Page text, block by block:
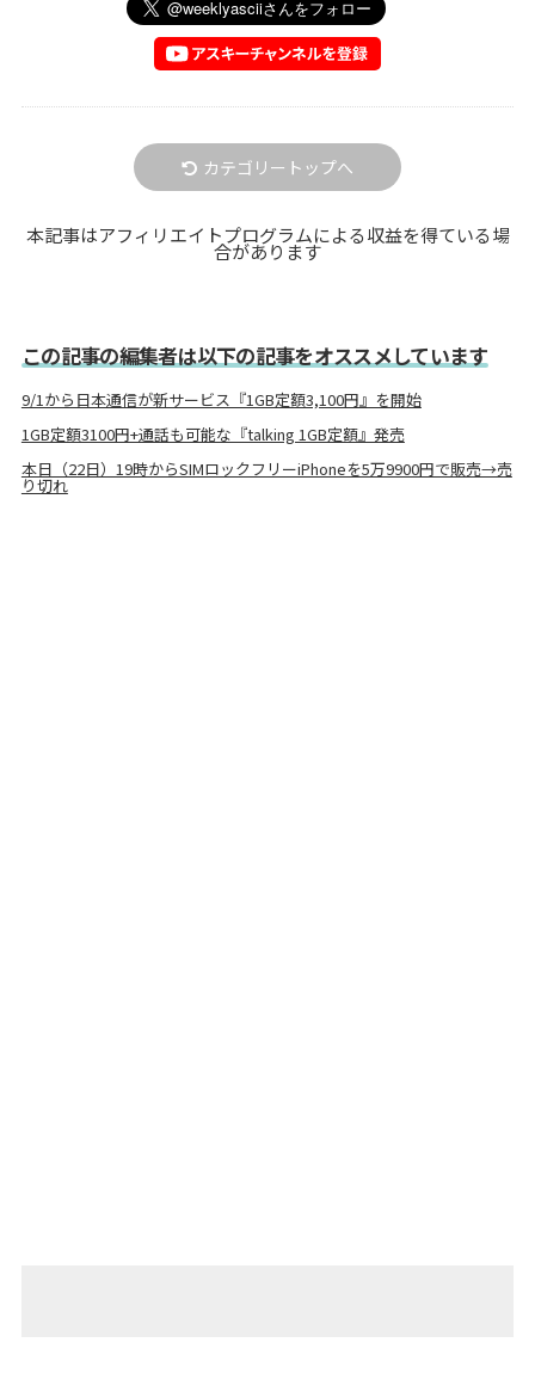
カテゴリートップへ
本記事はアフィリエイトプログラムによる収益を得ている場
合があります
この記事の編集者は以下の記事をオススメしています
9/1から日本通信が新サービス『1GB定額3,100円』を開始
1GB定額3100円+通話も可能な『talking 1GB定額』発売
本日（22日）19時からSIMロックフリーiPhoneを5万9900円で販売→売
り切れ